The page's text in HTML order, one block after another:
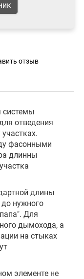
отзыв
системы
отведения
фасонными
длинны
длины
до нужного
Для
дымохода, а
на стыках
элементе не